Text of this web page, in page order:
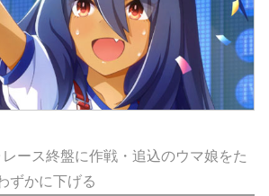
ース終盤に作戦・追込のウマ娘をた
ずかに下げる